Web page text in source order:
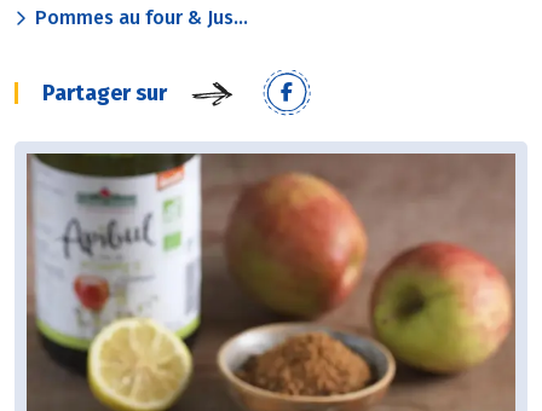
Pommes au four & Jus...
Partager sur